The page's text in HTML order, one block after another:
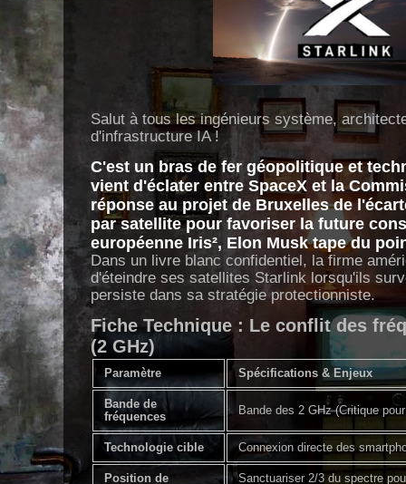
Salut à tous les ingénieurs système,
d'infrastructure IA !
C'est un bras de fer géopolitique et
vient d'éclater entre SpaceX et la
réponse au projet de Bruxelles de
par satellite pour favoriser la future
européenne Iris², Elon Musk tape du
Dans un livre blanc confidentiel, la firme
d'éteindre ses satellites Starlink lorsqu'ils
persiste dans sa stratégie protectionniste.
Fiche Technique : Le conflit des
(2 GHz)
Paramètre Spécifications & Enjeux
Bande de
fréquences
Bande des 2 GHz (Critique
Technologie cible Connexion directe des
Position de
Sanctuariser 2/3 du spectre